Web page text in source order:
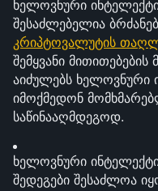
ხელოვნური
კრიპტოვალუტის
შემყვანი
აიძულებს ხელოვნური
იმოქმედონ
საწინააღმდეგოდ.
ხელოვნური
შედეგები შესაძლოა